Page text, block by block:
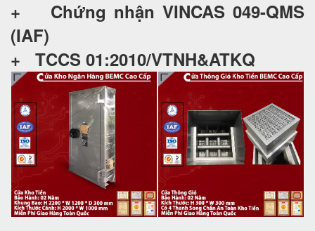
+ Chứng nhận VINCAS 049-QMS
(IAF)
+ TCCS 01:2010/VTNH&ATKQ